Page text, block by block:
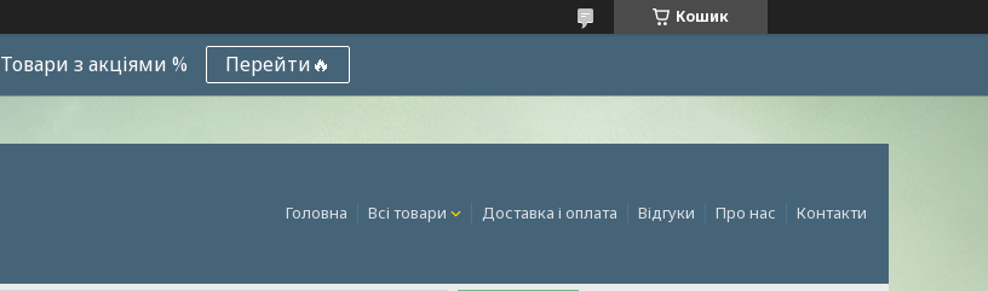
Кошик
Товари з акціями % Перейти🔥
Головна Всі товари Доставка і оплата Відгуки Про нас Контакти